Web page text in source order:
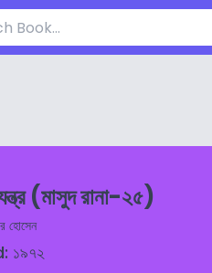
(মাসুদ রানা-২৫)
হোসেন
১৯৭২